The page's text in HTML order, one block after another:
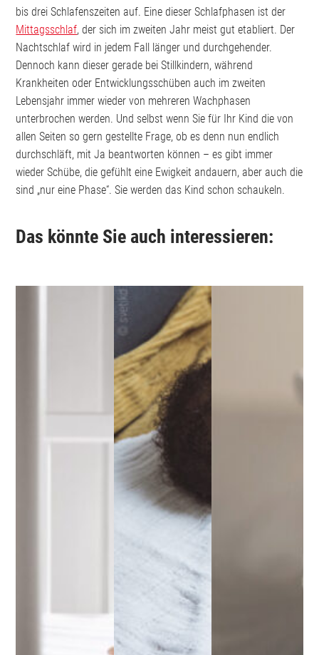
bis drei Schlafenszeiten auf. Eine dieser Schlafphasen ist der
Mittagsschlaf, der sich im zweiten Jahr meist gut etabliert. Der
Nachtschlaf wird in jedem Fall länger und durchgehender.
Dennoch kann dieser gerade bei Stillkindern, während
Krankheiten oder Entwicklungsschüben auch im zweiten
Lebensjahr immer wieder von mehreren Wachphasen
unterbrochen werden. Und selbst wenn Sie für Ihr Kind die von
allen Seiten so gern gestellte Frage, ob es denn nun endlich
durchschläft, mit Ja beantworten können – es gibt immer
wieder Schübe, die gefühlt eine Ewigkeit andauern, aber auch die
sind „nur eine Phase“. Sie werden das Kind schon schaukeln.
Das könnte Sie auch interessieren: